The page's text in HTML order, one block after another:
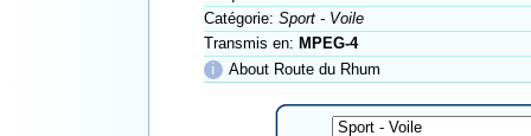
Catégorie: Sport - Voile
Transmis en: MPEG-4
ℹ
About Route du Rhum